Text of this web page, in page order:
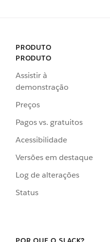
PRODUTO
PRODUTO
Assistir à
demonstração
Preços
Pagos vs. gratuitos
Acessibilidade
Versões em destaque
Log de alterações
Status